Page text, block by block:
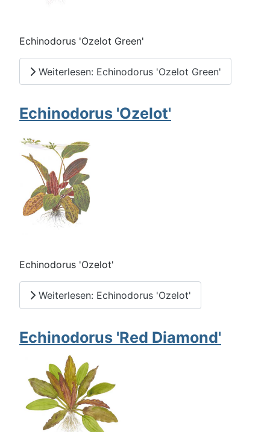
Echinodorus 'Ozelot Green'
Weiterlesen: Echinodorus 'Ozelot Green'
Echinodorus 'Ozelot'
Echinodorus 'Ozelot'
Weiterlesen: Echinodorus 'Ozelot'
Echinodorus 'Red Diamond'